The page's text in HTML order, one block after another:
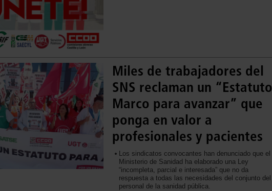
Miles de trabajadores del
SNS reclaman un “Estatuto
Marco para avanzar” que
ponga en valor a
profesionales y pacientes
Los sindicatos convocantes han denunciado que el
Ministerio de Sanidad ha elaborado una Ley
“incompleta, parcial e interesada” que no da
respuesta a todas las necesidades del conjunto del
personal de la sanidad pública.